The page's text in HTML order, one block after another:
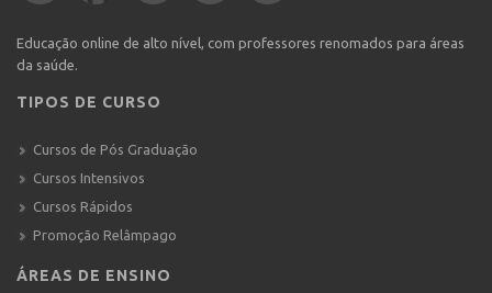
Educação online de alto nível, com professores renomados para áreas
da saúde.
TIPOS DE CURSO
Cursos de Pós Graduação
Cursos Intensivos
Cursos Rápidos
Promoção Relâmpago
ÁREAS DE ENSINO